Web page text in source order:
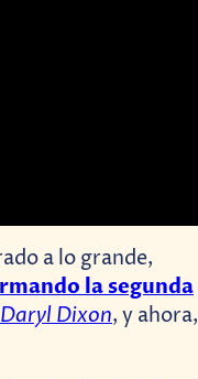
a lo grande,
la segunda
Dixon, y ahora,